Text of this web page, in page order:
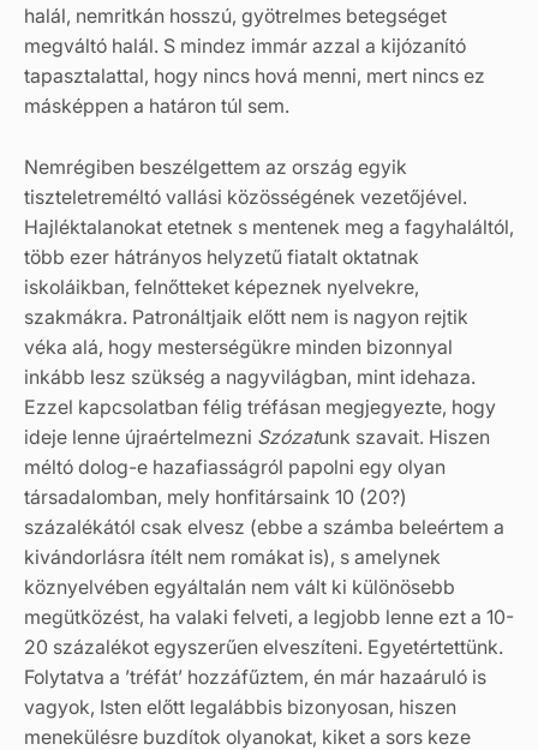
halál, nemritkán hosszú, gyötrelmes betegséget
megváltó halál. S mindez immár azzal a kijózanító
tapasztalattal, hogy nincs hová menni, mert nincs ez
másképpen a határon túl sem.
Nemrégiben beszélgettem az ország egyik
tiszteletreméltó vallási közösségének vezetőjével.
Hajléktalanokat etetnek s mentenek meg a fagyhaláltól,
több ezer hátrányos helyzetű fiatalt oktatnak
iskoláikban, felnőtteket képeznek nyelvekre,
szakmákra. Patronáltjaik előtt nem is nagyon rejtik
véka alá, hogy mesterségükre minden bizonnyal
inkább lesz szükség a nagyvilágban, mint idehaza.
Ezzel kapcsolatban félig tréfásan megjegyezte, hogy
ideje lenne újraértelmezni Szózatunk szavait. Hiszen
méltó dolog-e hazafiasságról papolni egy olyan
társadalomban, mely honfitársaink 10 (20?)
százalékától csak elvesz (ebbe a számba beleértem a
kivándorlásra ítélt nem romákat is), s amelynek
köznyelvében egyáltalán nem vált ki különösebb
megütközést, ha valaki felveti, a legjobb lenne ezt a 10-
20 százalékot egyszerűen elveszíteni. Egyetértettünk.
Folytatva a ’tréfát’ hozzáfűztem, én már hazaáruló is
vagyok, Isten előtt legalábbis bizonyosan, hiszen
menekülésre buzdítok olyanokat, kiket a sors keze